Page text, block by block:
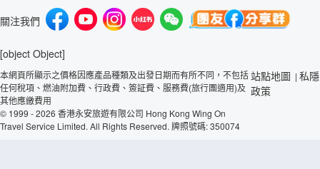
關注我們
[object Object]
本網頁所顯示之價格因應產品種類及出發日期而有所不同，不包括
任何稅項、燃油附加費、行政費、簽証費、服務費(旅行團適用)及
其他應繳費用
© 1999 - 2026 香港永安旅遊有限公司 Hong Kong Wing On
Travel Service Limited. All Rights Reserved. 牌照號碼: 350074
站點地圖 | 私隱
政策